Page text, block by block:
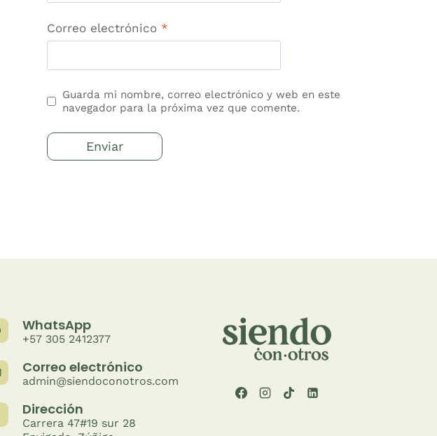
Correo electrónico *
Guarda mi nombre, correo electrónico y web en este
navegador para la próxima vez que comente.
WhatsApp
+57 305 2412377
Correo electrónico
admin@siendoconotros.com
Dirección
Carrera 47#19 sur 28